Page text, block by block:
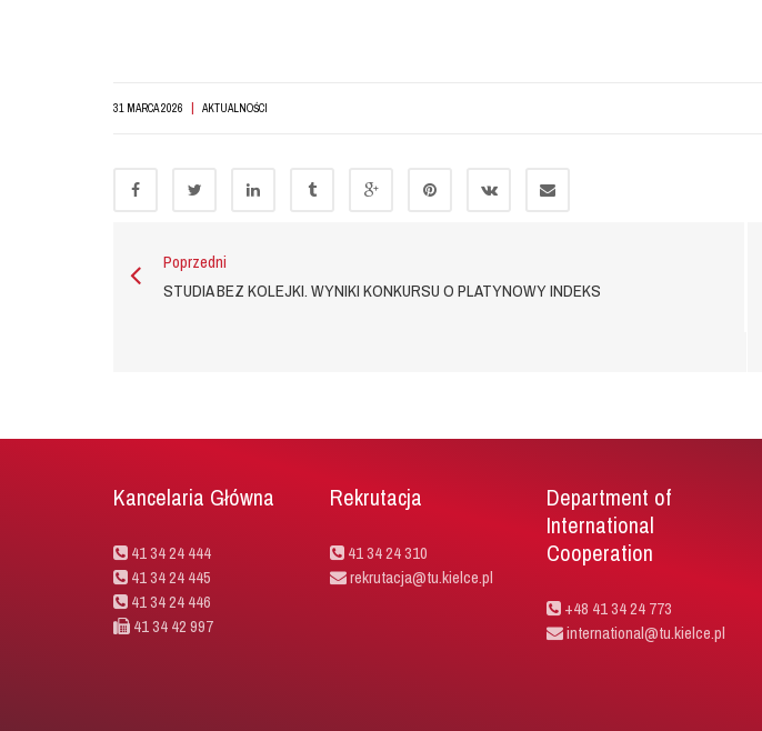
31 MARCA 2026 | AKTUALNOŚCI
Poprzedni
STUDIA BEZ KOLEJKI. WYNIKI KONKURSU O PLATYNOWY INDEKS
Kancelaria Główna
41 34 24 444
41 34 24 445
41 34 24 446
41 34 42 997
Rekrutacja
41 34 24 310
rekrutacja@tu.kielce.pl
Department of
International
Cooperation
+48 41 34 24 773
international@tu.kielce.pl